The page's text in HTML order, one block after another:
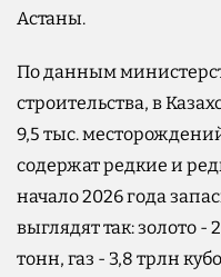
Астаны.
По данным
строительства, в
9,5 тыс.
содержат редкие и
начало 2026 года
выглядят так: золото -
тонн, газ - 3,8 трлн